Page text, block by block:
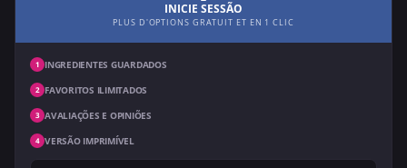
INICIE SESSÃO
PLUS D'OPTIONS GRATUIT ET EN 1 CLIC
1 INGREDIENTES GUARDADOS
2 FAVORITOS ILIMITADOS
3 AVALIAÇÕES E OPINIÕES
4 VERSÃO IMPRIMÍVEL